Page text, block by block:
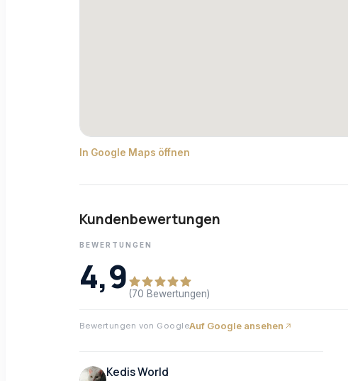
In Google Maps öffnen
Kundenbewertungen
BEWERTUNGEN
4,9 (70 Bewertungen)
Bewertungen von GoogleAuf Google ansehen
Kedis World